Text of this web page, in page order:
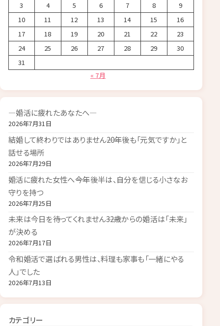
3
4 5 6 7 8
9
10
11 12 13 14 15
16
17
18 19 20 21 22
23
24
25 26 27 28 29
30
31
« 7月
―婚活に疲れたあなたへ―
2026年7月31日
結婚して終わりではありません――20年後も「元気ですか」と
話せる場所
2026年7月29日
婚活に疲れた女性へ――今年後半は、自分を信じる小さなお
守りを持つ
2026年7月25日
未来は今日を待ってくれません――32歳からの婚活は「未来」
が決める
2026年7月17日
令和婚活で選ばれる男性は、料理も家事も「一緒にやる
人」でした
2026年7月13日
カテゴリー